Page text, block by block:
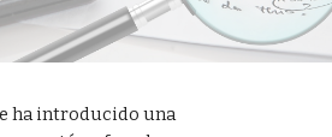
ha introducido una